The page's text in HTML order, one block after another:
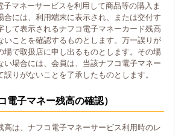
子マネーサービスを利用して商品等の購入ま
合には、利用端末に表示され、または交付す
して表示されるナフコ電子マネーカード残高
いことを確認するものとします。万一誤りが
場で取扱店に申し出るものとします。その場
い場合には、会員は、当該ナフコ電子マネー
誤りがないことを了承したものとします。
電子マネー残高の確認）
高は、ナフコ電子マネーサービス利用時のレ